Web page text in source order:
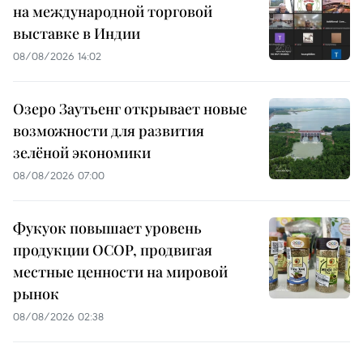
на международной торговой
выставке в Индии
08/08/2026 14:02
Озеро Заутьенг открывает новые
возможности для развития
зелёной экономики
08/08/2026 07:00
Фукуок повышает уровень
продукции OCOP, продвигая
местные ценности на мировой
рынок
08/08/2026 02:38